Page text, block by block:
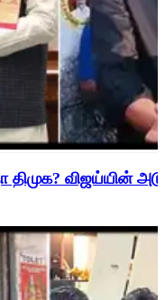
விஜய்யின்